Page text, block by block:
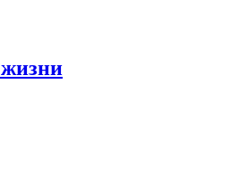
жизни